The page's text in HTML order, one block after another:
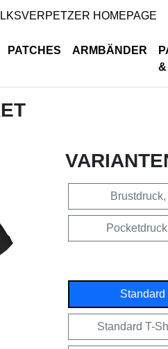
HOMEPAGE
PATCHES ARMBÄNDER
&
Standard
Standard T-